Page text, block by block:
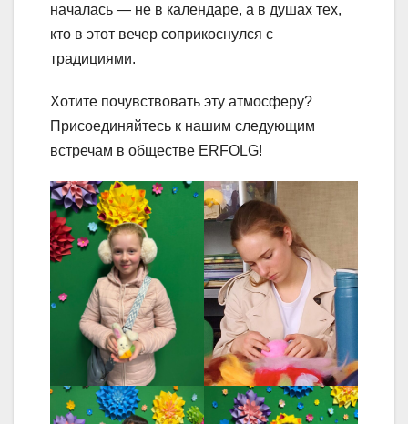
началась — не в календаре, а в душах тех,
кто в этот вечер соприкоснулся с
традициями.
Хотите почувствовать эту атмосферу?
Присоединяйтесь к нашим следующим
встречам в обществе ERFOLG!